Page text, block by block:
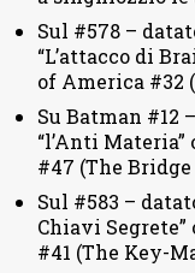
Sul #578 –
“L’attacco di
of America #32
Su Batman #12
“l’Anti
#47 (The
Sul #583 –
Chiavi
#41 (The Key-